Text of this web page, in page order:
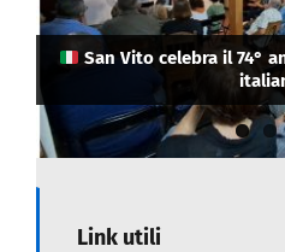
San Vito celebra il 74°
Attenzione
l’ingresso a chi ha il
La Camera di Commercio
eletto i suoi nuovi vertici:
Presidente e Salo
Link utili